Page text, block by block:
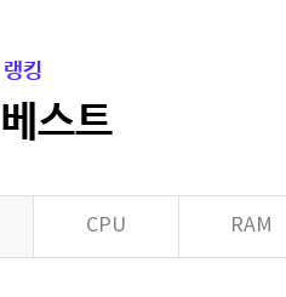
킹
스트
CPU RAM